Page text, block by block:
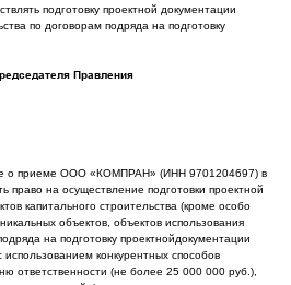
подготовку проектной документации
по договорам подряда на подготовку
Правления
о приеме ООО «КОМПРАН» (ИНН 9701204697) в
право на осуществление подготовки проектной
капитального строительства (кроме особо
объектов, объектов использования
на подготовку проектнойдокументации
конкурентных способов
ответственности (не более 25 000 000 руб.),